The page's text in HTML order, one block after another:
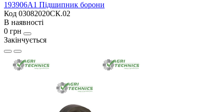
193906A1 Підшипник борони
Код 03082020СК.02
В наявності
0 грн
Закінчується